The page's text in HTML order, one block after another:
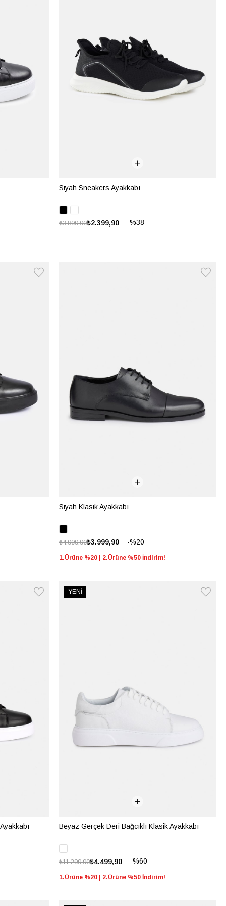
Siyah Sneakers Ayakkabı
%38
₺2.399,90
₺3.899,90
Siyah Klasik Ayakkabı
%20
₺3.999,90
₺4.999,90
1.Ürüne %20 | 2.Ürüne %50 İndirim!
Beyaz Gerçek Deri Bağcıklı Klasik Ayakkabı
%60
₺4.499,90
₺11.299,90
1.Ürüne %20 | 2.Ürüne %50 İndirim!
YENİ